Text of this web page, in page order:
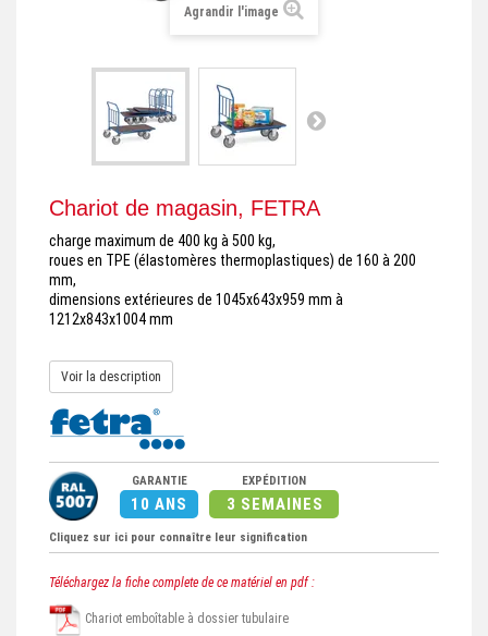
Agrandir l'image
Chariot de magasin, FETRA
charge maximum de 400 kg à 500 kg,
roues en TPE (élastomères thermoplastiques) de 160 à 200
mm,
dimensions extérieures de 1045x643x959 mm à
1212x843x1004 mm
Voir la description
GARANTIE
10 ANS
EXPÉDITION
3 SEMAINES
Cliquez sur ici pour connaître leur signification
Téléchargez la fiche complete de ce matériel en pdf :
Chariot emboîtable à dossier tubulaire